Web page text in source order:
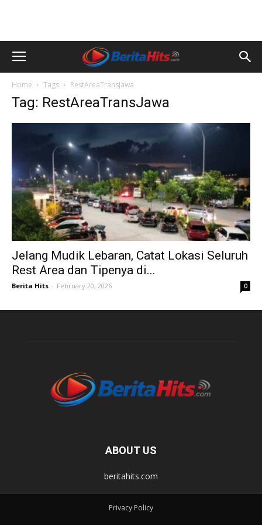
Home Tags RestAreaTransJawa
Tag: RestAreaTransJawa
Jelang Mudik Lebaran, Catat Lokasi Seluruh
Rest Area dan Tipenya di...
Berita Hits - February 20, 2026 0
ABOUT US
beritahits.com
Privacy Policy